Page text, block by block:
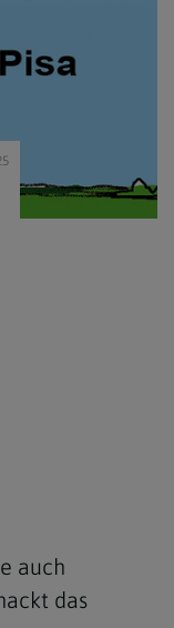
auch
das